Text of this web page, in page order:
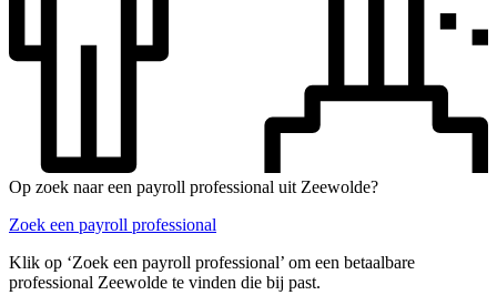
Op zoek naar een payroll professional uit Zeewolde?
Zoek een payroll professional
Klik op ‘Zoek een payroll professional’ om een betaalbare
professional Zeewolde te vinden die bij past.